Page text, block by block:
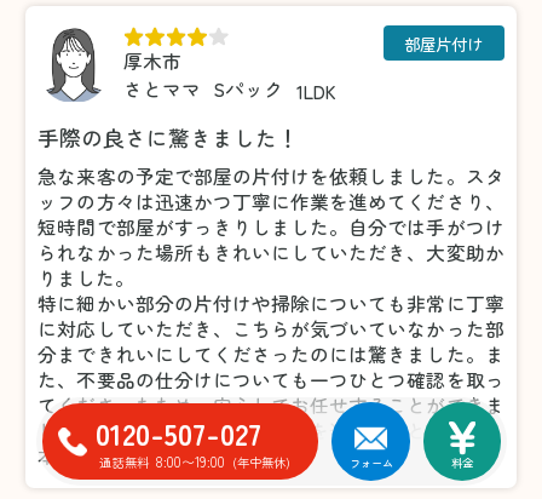
厚木市
さとママ Sパック 1LDK
部屋片付け
手際の良さに驚きました！
急な来客の予定で部屋の片付けを依頼しました。スタ
ッフの方々は迅速かつ丁寧に作業を進めてくださり、
短時間で部屋がすっきりしました。自分では手がつけ
られなかった場所もきれいにしていただき、大変助か
りました。
特に細かい部分の片付けや掃除についても非常に丁寧
に対応していただき、こちらが気づいていなかった部
分まできれいにしてくださったのには驚きました。ま
た、不要品の仕分けについても一つひとつ確認を取っ
てくださったため、安心してお任せすることができま
した。おかげで気持ちよく来客を迎えることができ、
本当に感謝しています。
0120-507-027
通話無料 8:00〜19:00 (年中無休) フォーム 料金